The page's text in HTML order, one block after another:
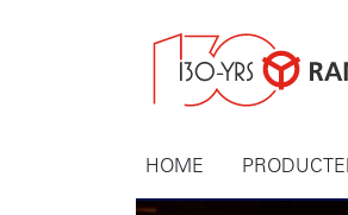
HOME